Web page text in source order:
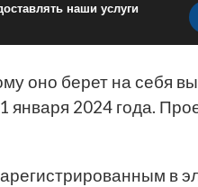
оно берет на себя
января 2024 года.
в